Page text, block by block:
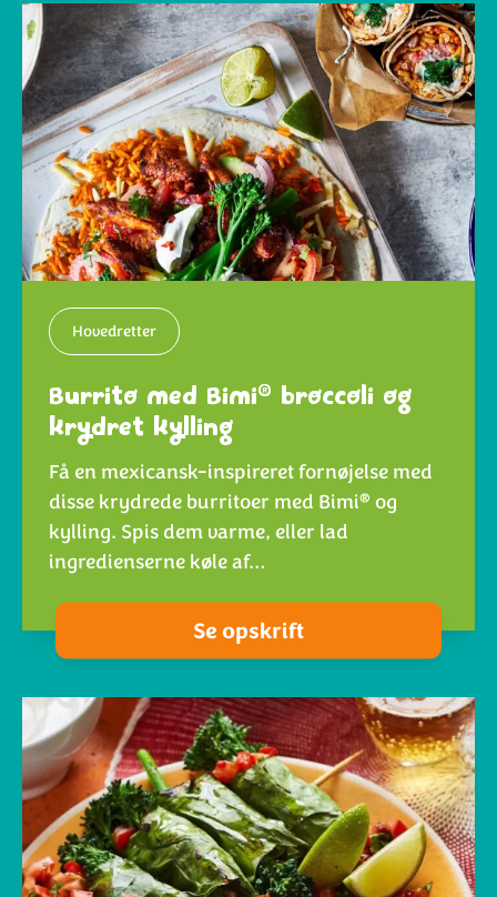
Hovedretter
Burrito med Bimi® broccoli og
krydret kylling
Få en mexicansk-inspireret fornøjelse med
disse krydrede burritoer med Bimi® og
kylling. Spis dem varme, eller lad
ingredienserne køle af…
Se opskrift